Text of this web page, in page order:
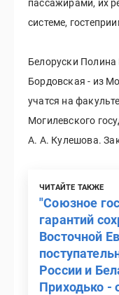
пассажирами, их
системе,
Белоруски
Бордовская - из
учатся на
Могилевского
А. А. Кулешова.
ЧИТАЙТЕ ТАКЖЕ
"Союзное
гарантий
Восточной
России и
Приходько -